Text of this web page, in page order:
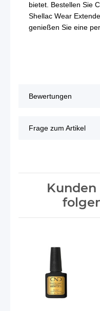
bietet. Bestellen Sie
Shellac Wear
genießen Sie eine
Bewertungen
Frage zum Artikel